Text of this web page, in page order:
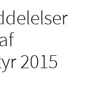
2015